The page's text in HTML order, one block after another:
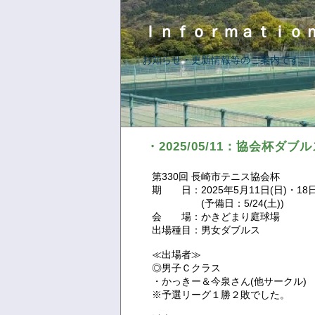
Ｉｎｆｏｒｍａｔｉｏ
お知らせ・更新情報等のご案内です。
・2025/05/11：協会杯ダブ
第330回 長崎市テニス協会杯
期 日：2025年5月11日(日)・18
(予備日：5/24(土))
会 場：かきどまり庭球場
出場種目：男女ダブルス
≪出場者≫
◎男子Ｃクラス
・かっきー＆今泉さん(他サークル)
※予選リーグ１勝２敗でした。